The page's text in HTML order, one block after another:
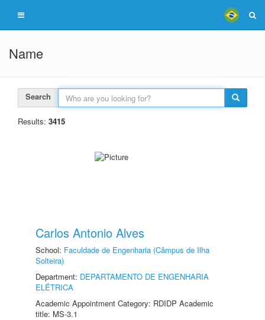
Name
Search
Results: 3415
Carlos Antonio Alves
School: Faculdade de Engenharia (Câmpus de Ilha
Solteira)
Department: DEPARTAMENTO DE ENGENHARIA
ELÉTRICA
Academic Appointment Category: RDIDP Academic
title: MS-3.1